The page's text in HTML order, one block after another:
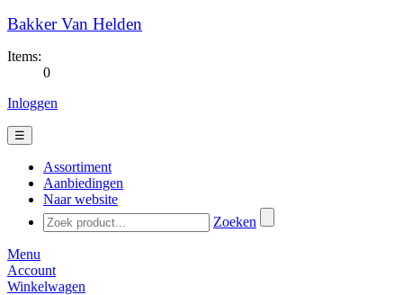
Bakker Van Helden
Items:
0
Inloggen
☰
Assortiment
Aanbiedingen
Naar website
Zoeken
Menu
Account
Winkelwagen